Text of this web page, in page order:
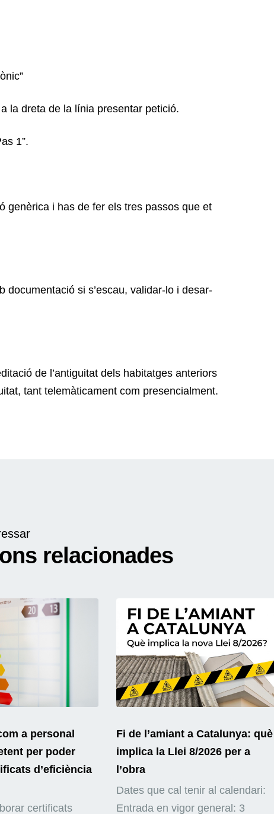
la dreta de la línia presentar petició.
1”.
genèrica i has de fer els tres passos que et
si s’escau, validar-lo i desar-
de l’antiguitat dels habitatges anteriors
tant telemàticament com presencialment.
relacionades
a personal
per poder
d’eficiència
certificats
Fi de l’amiant a Catalunya: què
implica la Llei 8/2026 per a
l’obra
Dates que cal tenir al calendari:
Entrada en vigor general: 3